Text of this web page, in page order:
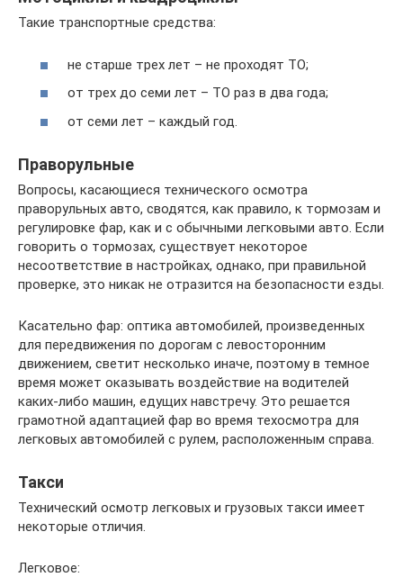
Такие транспортные средства:
не старше трех лет – не проходят ТО;
от трех до семи лет – ТО раз в два года;
от семи лет – каждый год.
Праворульные
Вопросы, касающиеся технического осмотра
праворульных авто, сводятся, как правило, к тормозам и
регулировке фар, как и с обычными легковыми авто. Если
говорить о тормозах, существует некоторое
несоответствие в настройках, однако, при правильной
проверке, это никак не отразится на безопасности езды.
Касательно фар: оптика автомобилей, произведенных
для передвижения по дорогам с левосторонним
движением, светит несколько иначе, поэтому в темное
время может оказывать воздействие на водителей
каких-либо машин, едущих навстречу. Это решается
грамотной адаптацией фар во время техосмотра для
легковых автомобилей с рулем, расположенным справа.
Такси
Технический осмотр легковых и грузовых такси имеет
некоторые отличия.
Легковое: